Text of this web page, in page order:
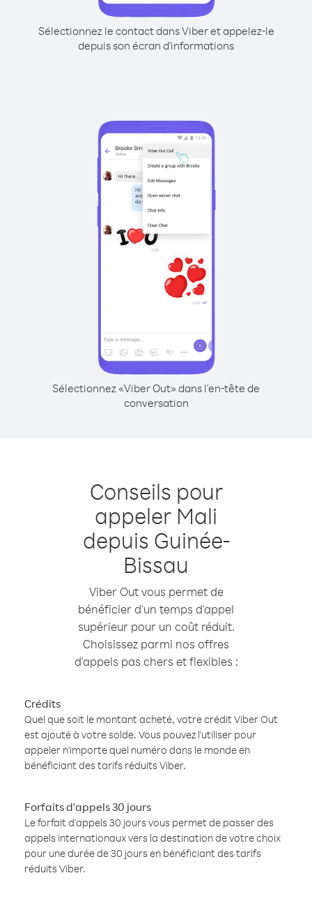
Sélectionnez le contact dans Viber et appelez-le
depuis son écran d'informations
Sélectionnez «Viber Out» dans l'en-tête de
conversation
Conseils pour
appeler Mali
depuis Guinée-
Bissau
Viber Out vous permet de
bénéficier d'un temps d'appel
supérieur pour un coût réduit.
Choisissez parmi nos offres
d'appels pas chers et flexibles :
Crédits
Quel que soit le montant acheté, votre crédit Viber Out
est ajouté à votre solde. Vous pouvez l'utiliser pour
appeler n'importe quel numéro dans le monde en
bénéficiant des tarifs réduits Viber.
Forfaits d'appels 30 jours
Le forfait d'appels 30 jours vous permet de passer des
appels internationaux vers la destination de votre choix
pour une durée de 30 jours en bénéficiant des tarifs
réduits Viber.